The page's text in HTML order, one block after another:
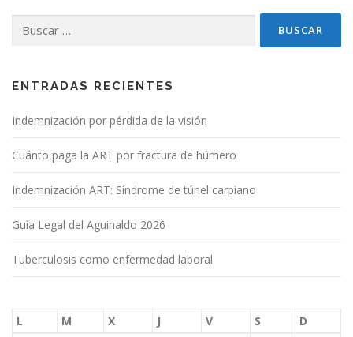
ENTRADAS RECIENTES
Indemnización por pérdida de la visión
Cuánto paga la ART por fractura de húmero
Indemnización ART: Síndrome de túnel carpiano
Guía Legal del Aguinaldo 2026
Tuberculosis como enfermedad laboral
L M X J V S D